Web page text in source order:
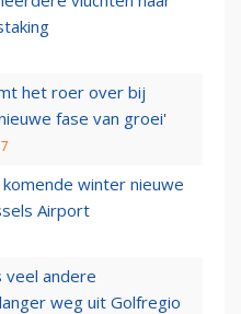
het roer over bij
fase van groei'
winter nieuwe
Airport
veel andere
weg uit Golfregio